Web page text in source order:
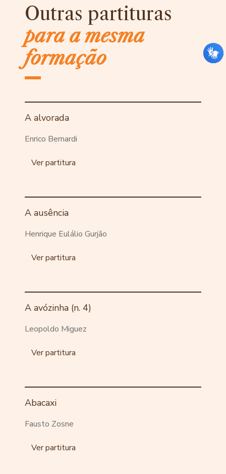
Outras partituras
para a mesma
formação
A alvorada
Enrico Bernardi
Ver partitura
A ausência
Henrique Eulálio Gurjão
Ver partitura
A avózinha (n. 4)
Leopoldo Miguez
Ver partitura
Abacaxi
Fausto Zosne
Ver partitura